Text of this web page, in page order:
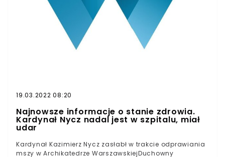
19.03.2022 08:20
Najnowsze informacje o stanie zdrowia.
Kardynał Nycz nadal jest w szpitalu, miał
udar
Kardynał Kazimierz Nycz zasłabł w trakcie odprawiania
mszy w Archikatedrze WarszawskiejDuchowny